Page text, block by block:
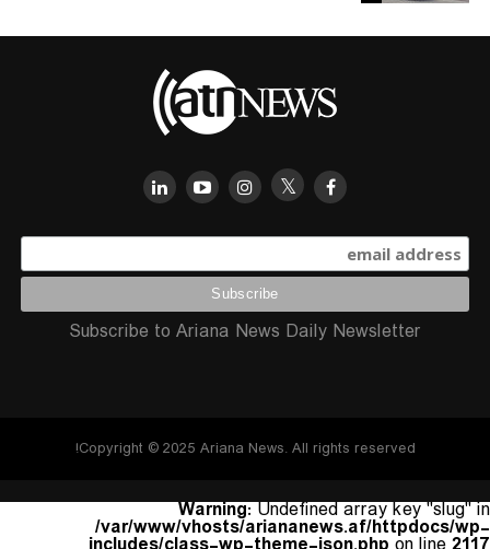
Subscribe to Ariana News Daily Newsletter
Copyright © 2025 Ariana News. All rights reserved!
Warning: Undefined array key "slug" in
/var/www/vhosts/ariananews.af/httpdocs/wp-